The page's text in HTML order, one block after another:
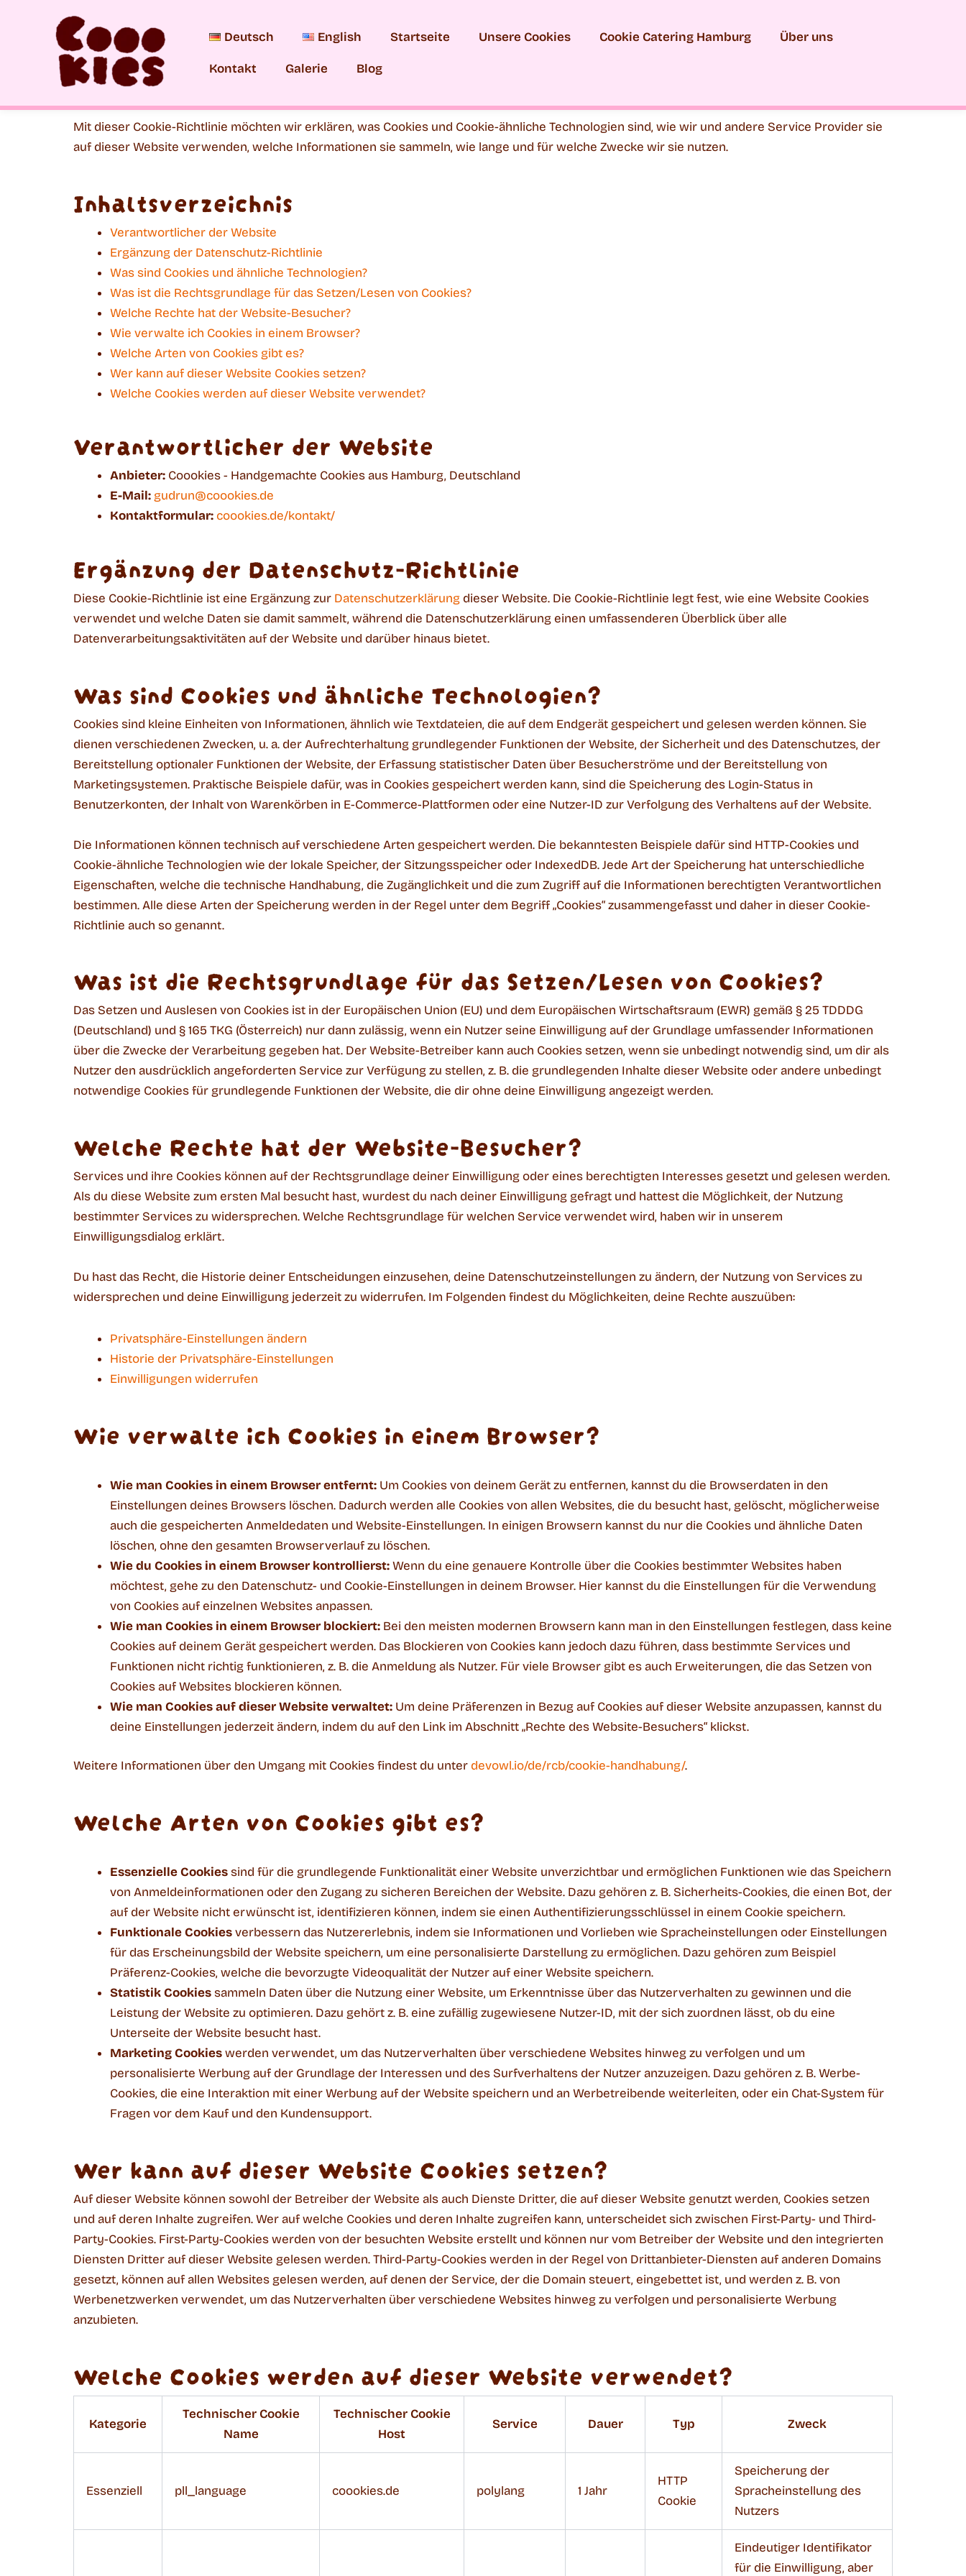
Deutsch English Startseite Unsere Cookies Cookie Catering Hamburg Über uns
Kontakt Galerie Blog
Mit dieser Cookie-Richtlinie möchten wir erklären, was Cookies und Cookie-ähnliche Technologien sind, wie wir und andere Service Provider sie
auf dieser Website verwenden, welche Informationen sie sammeln, wie lange und für welche Zwecke wir sie nutzen.
Inhaltsverzeichnis
Verantwortlicher der Website
Ergänzung der Datenschutz-Richtlinie
Was sind Cookies und ähnliche Technologien?
Was ist die Rechtsgrundlage für das Setzen/Lesen von Cookies?
Welche Rechte hat der Website-Besucher?
Wie verwalte ich Cookies in einem Browser?
Welche Arten von Cookies gibt es?
Wer kann auf dieser Website Cookies setzen?
Welche Cookies werden auf dieser Website verwendet?
Verantwortlicher der Website
Anbieter: Coookies - Handgemachte Cookies aus Hamburg, Deutschland
E-Mail:gudrun@coookies.de
Kontaktformular: coookies.de/kontakt/
Ergänzung der Datenschutz-Richtlinie
Diese Cookie-Richtlinie ist eine Ergänzung zur Datenschutzerklärung dieser Website. Die Cookie-Richtlinie legt fest, wie eine Website Cookies
verwendet und welche Daten sie damit sammelt, während die Datenschutzerklärung einen umfassenderen Überblick über alle
Datenverarbeitungsaktivitäten auf der Website und darüber hinaus bietet.
Was sind Cookies und ähnliche Technologien?
Cookies sind kleine Einheiten von Informationen, ähnlich wie Textdateien, die auf dem Endgerät gespeichert und gelesen werden können. Sie
dienen verschiedenen Zwecken, u. a. der Aufrechterhaltung grundlegender Funktionen der Website, der Sicherheit und des Datenschutzes, der
Bereitstellung optionaler Funktionen der Website, der Erfassung statistischer Daten über Besucherströme und der Bereitstellung von
Marketingsystemen. Praktische Beispiele dafür, was in Cookies gespeichert werden kann, sind die Speicherung des Login-Status in
Benutzerkonten, der Inhalt von Warenkörben in E-Commerce-Plattformen oder eine Nutzer-ID zur Verfolgung des Verhaltens auf der Website.
Die Informationen können technisch auf verschiedene Arten gespeichert werden. Die bekanntesten Beispiele dafür sind HTTP-Cookies und
Cookie-ähnliche Technologien wie der lokale Speicher, der Sitzungsspeicher oder IndexedDB. Jede Art der Speicherung hat unterschiedliche
Eigenschaften, welche die technische Handhabung, die Zugänglichkeit und die zum Zugriff auf die Informationen berechtigten Verantwortlichen
bestimmen. Alle diese Arten der Speicherung werden in der Regel unter dem Begriff „Cookies“ zusammengefasst und daher in dieser Cookie-
Richtlinie auch so genannt.
Was ist die Rechtsgrundlage für das Setzen/Lesen von Cookies?
Das Setzen und Auslesen von Cookies ist in der Europäischen Union (EU) und dem Europäischen Wirtschaftsraum (EWR) gemäß § 25 TDDDG
(Deutschland) und § 165 TKG (Österreich) nur dann zulässig, wenn ein Nutzer seine Einwilligung auf der Grundlage umfassender Informationen
über die Zwecke der Verarbeitung gegeben hat. Der Website-Betreiber kann auch Cookies setzen, wenn sie unbedingt notwendig sind, um dir als
Nutzer den ausdrücklich angeforderten Service zur Verfügung zu stellen, z. B. die grundlegenden Inhalte dieser Website oder andere unbedingt
notwendige Cookies für grundlegende Funktionen der Website, die dir ohne deine Einwilligung angezeigt werden.
Welche Rechte hat der Website-Besucher?
Services und ihre Cookies können auf der Rechtsgrundlage deiner Einwilligung oder eines berechtigten Interesses gesetzt und gelesen werden.
Als du diese Website zum ersten Mal besucht hast, wurdest du nach deiner Einwilligung gefragt und hattest die Möglichkeit, der Nutzung
bestimmter Services zu widersprechen. Welche Rechtsgrundlage für welchen Service verwendet wird, haben wir in unserem
Einwilligungsdialog erklärt.
Du hast das Recht, die Historie deiner Entscheidungen einzusehen, deine Datenschutzeinstellungen zu ändern, der Nutzung von Services zu
widersprechen und deine Einwilligung jederzeit zu widerrufen. Im Folgenden findest du Möglichkeiten, deine Rechte auszuüben:
Privatsphäre-Einstellungen ändern
Historie der Privatsphäre-Einstellungen
Einwilligungen widerrufen
Wie verwalte ich Cookies in einem Browser?
Wie man Cookies in einem Browser entfernt: Um Cookies von deinem Gerät zu entfernen, kannst du die Browserdaten in den
Einstellungen deines Browsers löschen. Dadurch werden alle Cookies von allen Websites, die du besucht hast, gelöscht, möglicherweise
auch die gespeicherten Anmeldedaten und Website-Einstellungen. In einigen Browsern kannst du nur die Cookies und ähnliche Daten
löschen, ohne den gesamten Browserverlauf zu löschen.
Wie du Cookies in einem Browser kontrollierst:Wenn du eine genauere Kontrolle über die Cookies bestimmter Websites haben
möchtest, gehe zu den Datenschutz- und Cookie-Einstellungen in deinem Browser. Hier kannst du die Einstellungen für die Verwendung
von Cookies auf einzelnen Websites anpassen.
Wie man Cookies in einem Browser blockiert: Bei den meisten modernen Browsern kann man in den Einstellungen festlegen, dass keine
Cookies auf deinem Gerät gespeichert werden. Das Blockieren von Cookies kann jedoch dazu führen, dass bestimmte Services und
Funktionen nicht richtig funktionieren, z. B. die Anmeldung als Nutzer. Für viele Browser gibt es auch Erweiterungen, die das Setzen von
Cookies auf Websites blockieren können.
Wie man Cookies auf dieser Website verwaltet: Um deine Präferenzen in Bezug auf Cookies auf dieser Website anzupassen, kannst du
deine Einstellungen jederzeit ändern, indem du auf den Link im Abschnitt „Rechte des Website-Besuchers“ klickst.
Weitere Informationen über den Umgang mit Cookies findest du unter devowl.io/de/rcb/cookie-handhabung/.
Welche Arten von Cookies gibt es?
Essenzielle Cookies sind für die grundlegende Funktionalität einer Website unverzichtbar und ermöglichen Funktionen wie das Speichern
von Anmeldeinformationen oder den Zugang zu sicheren Bereichen der Website. Dazu gehören z. B. Sicherheits-Cookies, die einen Bot, der
auf der Website nicht erwünscht ist, identifizieren können, indem sie einen Authentifizierungsschlüssel in einem Cookie speichern.
Funktionale Cookiesverbessern das Nutzererlebnis, indem sie Informationen und Vorlieben wie Spracheinstellungen oder Einstellungen
für das Erscheinungsbild der Website speichern, um eine personalisierte Darstellung zu ermöglichen. Dazu gehören zum Beispiel
Präferenz-Cookies, welche die bevorzugte Videoqualität der Nutzer auf einer Website speichern.
Statistik Cookies sammeln Daten über die Nutzung einer Website, um Erkenntnisse über das Nutzerverhalten zu gewinnen und die
Leistung der Website zu optimieren. Dazu gehört z. B. eine zufällig zugewiesene Nutzer-ID, mit der sich zuordnen lässt, ob du eine
Unterseite der Website besucht hast.
Marketing Cookieswerden verwendet, um das Nutzerverhalten über verschiedene Websites hinweg zu verfolgen und um
personalisierte Werbung auf der Grundlage der Interessen und des Surfverhaltens der Nutzer anzuzeigen. Dazu gehören z. B. Werbe-
Cookies, die eine Interaktion mit einer Werbung auf der Website speichern und an Werbetreibende weiterleiten, oder ein Chat-System für
Fragen vor dem Kauf und den Kundensupport.
Wer kann auf dieser Website Cookies setzen?
Auf dieser Website können sowohl der Betreiber der Website als auch Dienste Dritter, die auf dieser Website genutzt werden, Cookies setzen
und auf deren Inhalte zugreifen. Wer auf welche Cookies und deren Inhalte zugreifen kann, unterscheidet sich zwischen First-Party- und Third-
Party-Cookies. First-Party-Cookies werden von der besuchten Website erstellt und können nur vom Betreiber der Website und den integrierten
Diensten Dritter auf dieser Website gelesen werden. Third-Party-Cookies werden in der Regel von Drittanbieter-Diensten auf anderen Domains
gesetzt, können auf allen Websites gelesen werden, auf denen der Service, der die Domain steuert, eingebettet ist, und werden z. B. von
Werbenetzwerken verwendet, um das Nutzerverhalten über verschiedene Websites hinweg zu verfolgen und personalisierte Werbung
anzubieten.
Welche Cookies werden auf dieser Website verwendet?
Kategorie
Technischer Cookie
Name
Technischer Cookie
Host
Service Dauer Typ Zweck
Essenziell pll_language coookies.de polylang 1 Jahr
HTTP
Cookie
Speicherung der
Spracheinstellung des
Nutzers
Eindeutiger Identifikator
für die Einwilligung, aber